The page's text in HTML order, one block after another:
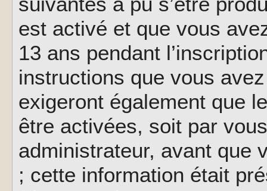
est activé et que vous
13 ans pendant
instructions que vous
exigeront également que
être activées, soit par
administrateur, avant que
; cette information était